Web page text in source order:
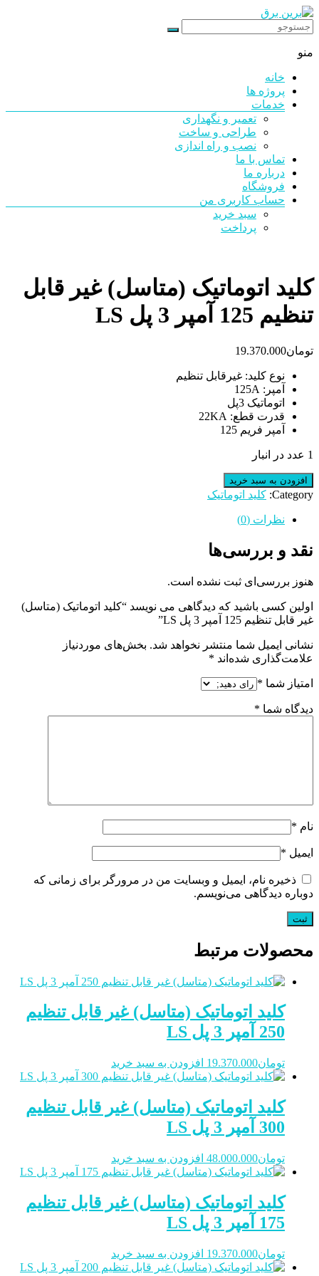
رد
شدن
محتوا
برین
برق
شرکت
فنی
مهندسی
منو
خانه
پروژه ها
خدمات
تعمیر و نگهداری
طراحی و ساخت
نصب و راه اندازی
تماس با ما
درباره ما
فروشگاه
حساب کاربری من
سبد خرید
پرداخت
کلید اتوماتیک (متاسل) غیر قابل
تنظیم 125 آمپر 3 پل LS
تومان19.370.000
نوع کلید: غیرقابل تنظیم
آمپر: 125A
اتوماتیک 3پل
قدرت قطع: 22KA
آمپر فریم 125
1 عدد در انبار
کلید
اتوماتیک
تنظیم
125
3
پل
LS
عدد
افزودن به سبد خرید
Category: کلید اتوماتیک
نظرات (0)
نقد و بررسی‌ها
هنوز بررسی‌ای ثبت نشده است.
اولین کسی باشید که دیدگاهی می نویسد “کلید اتوماتیک (متاسل)
غیر قابل تنظیم 125 آمپر 3 پل LS”
نشانی ایمیل شما منتشر نخواهد شد. بخش‌های موردنیاز
علامت‌گذاری شده‌اند *
امتیاز شما *
دیدگاه شما *
نام *
ایمیل *
ذخیره نام، ایمیل و وبسایت من در مرورگر برای زمانی که
دوباره دیدگاهی می‌نویسم.
محصولات مرتبط
کلید اتوماتیک (متاسل) غیر قابل تنظیم
250 آمپر 3 پل LS
تومان19.370.000 افزودن به سبد خرید
کلید اتوماتیک (متاسل) غیر قابل تنظیم
300 آمپر 3 پل LS
تومان48.000.000 افزودن به سبد خرید
کلید اتوماتیک (متاسل) غیر قابل تنظیم
175 آمپر 3 پل LS
تومان19.370.000 افزودن به سبد خرید